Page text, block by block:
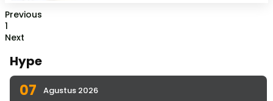
Previous
1
Next
Hype
07 Agustus 2026